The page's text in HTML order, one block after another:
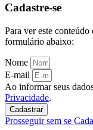
Cadastre-se
Para ver este
formulário abaixo:
Nome
E-mail
Ao informar seus
Privacidade.
Cadastrar
Prosseguir sem se